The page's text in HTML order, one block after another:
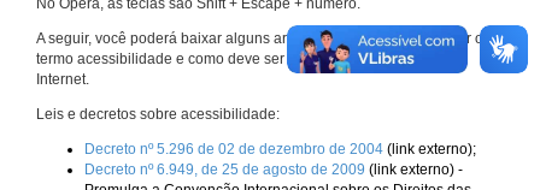
No Opera, as teclas são Shift + Escape + número.
A seguir, você poderá baixar alguns arquivos que explicam melhor o
termo acessibilidade e como deve ser implementado nos sites da
Internet.
Leis e decretos sobre acessibilidade:
Decreto nº 5.296 de 02 de dezembro de 2004 (link externo);
Decreto nº 6.949, de 25 de agosto de 2009 (link externo) -